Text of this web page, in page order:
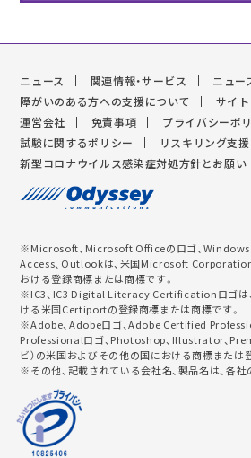
ニュース 関連情報・サービス
ニュー
障がいのある方への支援について
サイ
運営会社
免責事項
プライバシーポ
試験に関するポリシー
リスキリング支援
新型コロナウイルス感染症対処方針とお願い
※Microsoft、Microsoft Officeのロゴ、Windows
Access、Outlookは、米国Microsoft
おける登録商標または商標です。
※IC3、IC3 Digital Literacy Certificationロゴは
ける米国Certiportの登録商標または商標です。
※Adobe、Adobeロゴ、Adobe Certified
Professionalロゴ、Photoshop、Illustrator、
ビ）の米国およびその他の国における商標または
※その他、記載されている会社名、製品名は、各